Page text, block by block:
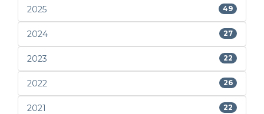
2025 49
2024 27
2023 22
2022 26
2021 22